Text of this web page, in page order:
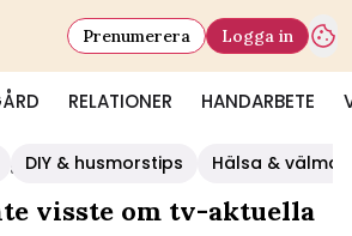
RELATIONER HANDARBETE
Prenumerera Logga in
DIY & husmorstips Hälsa &
diy
visste om tv-aktuella